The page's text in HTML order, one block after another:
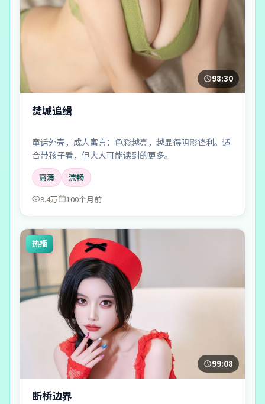
98:30
焚城追缉
童话外壳，成人寓言：色彩越亮，越显得阴影锋利。适
合带孩子看，但大人可能读到的更多。
高清
流畅
9.4万
100个月前
热播
99:08
断桥边界